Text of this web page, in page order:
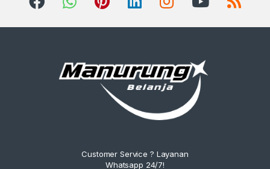
Customer Service ? Layanan
Whatsapp 24/7!